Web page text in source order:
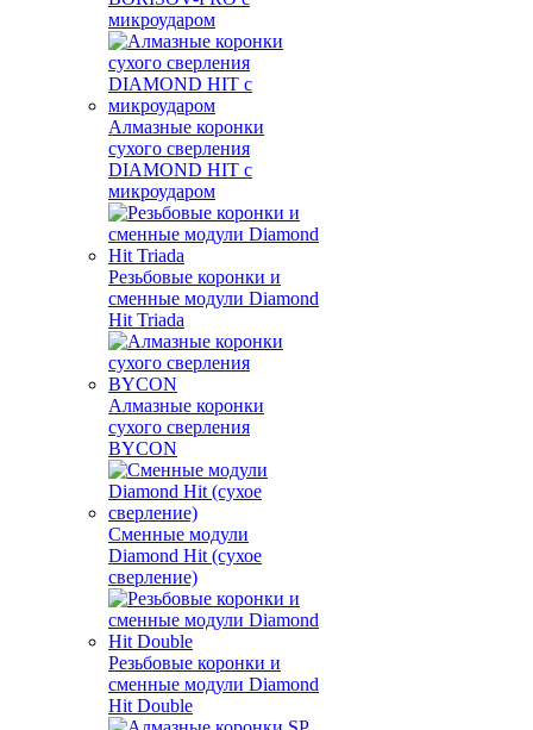
микроударом
Алмазные коронки
сухого сверления
DIAMOND HIT с
микроударом
Резьбовые коронки и
сменные модули Diamond
Hit Triada
Алмазные коронки
сухого сверления
BYCON
Сменные модули
Diamond Hit (сухое
сверление)
Резьбовые коронки и
сменные модули Diamond
Hit Double